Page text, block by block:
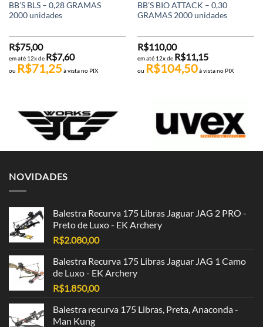
BB’S BLS – 0,28 GRAMAS
2000 unidades
R$75,00
em até 12x de R$7,60
ou R$71,25 à vista no PIX
BB’S BIO ATTACK – 0,30
GRAMAS 2000 unidades
R$110,00
em até 12x de R$11,15
ou R$104,50à vista no PIX
NOVIDADES
Balestra Recurva 175 Libras Jaguar JAG 2 PRO -
Preto de Luxo - EK Archery
R$2.080,00
Balestra Recurva 175 Libras Jaguar JAG 1 Camo
de Luxo - EK Archery
R$1.850,00
Balestra recurva 175 Libras, Preta, Anaconda -
Man Kung